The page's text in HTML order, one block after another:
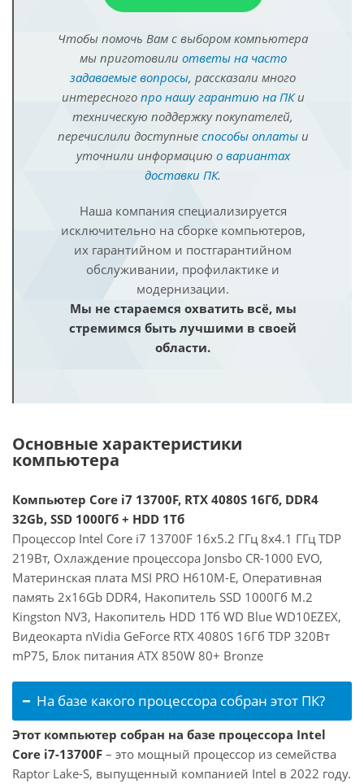
Чтобы помочь Вам с выбором компьютера
мы приготовили ответы на часто
задаваемые вопросы, рассказали много
интересного про нашу гарантию на ПКи
техническую поддержку покупателей,
перечислили доступные способы оплатыи
уточнили информацию о вариантах
доставки ПК.
Наша компания специализируется
исключительно на сборке компьютеров,
их гарантийном и постгарантийном
обслуживании, профилактике и
модернизации.
Мы не стараемся охватить всё, мы
стремимся быть лучшими в своей
области.
Основные характеристики
компьютера
Компьютер Core i7 13700F, RTX 4080S 16Гб, DDR4
32Gb, SSD 1000Гб + HDD 1Тб
Процессор Intel Core i7 13700F 16x5.2 ГГц 8x4.1 ГГц TDP
219Вт, Охлаждение процессора Jonsbo CR-1000 EVO,
Материнская плата MSI PRO H610M-E, Оперативная
память 2x16Gb DDR4, Накопитель SSD 1000Гб M.2
Kingston NV3, Накопитель HDD 1Тб WD Blue WD10EZEX,
Видеокарта nVidia GeForce RTX 4080S 16Гб TDP 320Вт
mP75, Блок питания ATX 850W 80+ Bronze
На базе какого процессора собран этот ПК?
Этот компьютер собран на базе процессора Intel
Core i7-13700F – это мощный процессор из семейства
Raptor Lake-S, выпущенный компанией Intel в 2022 году.